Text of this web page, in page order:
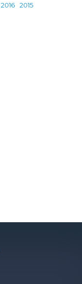
2016 2015